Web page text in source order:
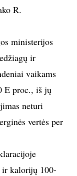
R.
ministerijos
ir
vaikams
E proc., iš jų
neturi
vertės per
ir kalorijų 100-